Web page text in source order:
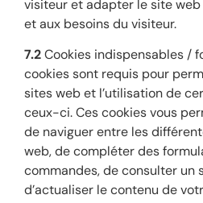
visiteur et adapter le site
et aux besoins du visiteur.
7.2Cookies indispensables /
cookies sont requis pour
sites web et l’utilisation de
ceux-ci. Ces cookies vous
de naviguer entre les
web, de compléter des
commandes, de consulter un
d’actualiser le contenu de